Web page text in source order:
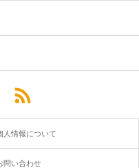
人情報について
問い合わせ